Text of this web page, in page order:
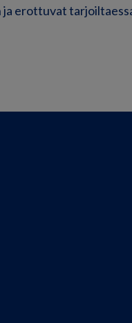
ja erottuvat